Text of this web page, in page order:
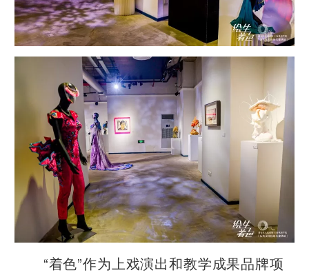
“着色”作为上戏演出和教学成果品牌项